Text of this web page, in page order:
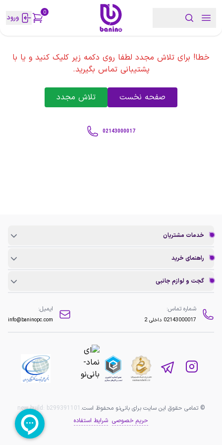
0 ورود
خطا! برای تلاش مجدد لطفا روی دکمه زیر کلیک کنید و یا با
پشتیبانی تماس بگیرید.
صفحه نخست تلاش مجدد
02143000017
خدمات مشتریان
راهنمای خرید
گجت و لوازم جانبی
شماره تماس:
02143000017 داخلی 2
ایمیل:
info@baninopc.com
© تمامی حقوق این سایت برای بانی‌نو محفوظ است. new build: b299391101
حریم خصوصی شرایط استفاده